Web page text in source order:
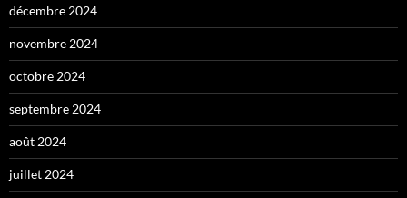
décembre 2024
novembre 2024
octobre 2024
septembre 2024
août 2024
juillet 2024